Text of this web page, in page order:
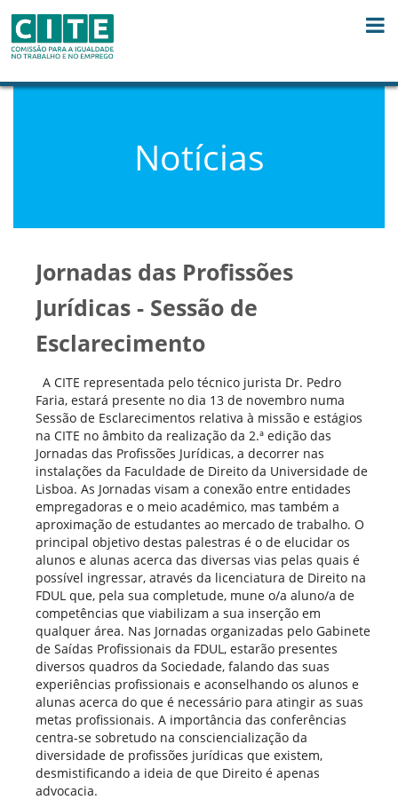
Notícias
Jornadas das Profissões
Jurídicas - Sessão de
Esclarecimento
A CITE representada pelo técnico jurista Dr. Pedro
Faria, estará presente no dia 13 de novembro numa
Sessão de Esclarecimentos relativa à missão e estágios
na CITE no âmbito da realização da 2.ª edição das
Jornadas das Profissões Jurídicas, a decorrer nas
instalações da Faculdade de Direito da Universidade de
Lisboa. As Jornadas visam a conexão entre entidades
empregadoras e o meio académico, mas também a
aproximação de estudantes ao mercado de trabalho. O
principal objetivo destas palestras é o de elucidar os
alunos e alunas acerca das diversas vias pelas quais é
possível ingressar, através da licenciatura de Direito na
FDUL que, pela sua completude, mune o/a aluno/a de
competências que viabilizam a sua inserção em
qualquer área. Nas Jornadas organizadas pelo Gabinete
de Saídas Profissionais da FDUL, estarão presentes
diversos quadros da Sociedade, falando das suas
experiências profissionais e aconselhando os alunos e
alunas acerca do que é necessário para atingir as suas
metas profissionais. A importância das conferências
centra-se sobretudo na consciencialização da
diversidade de profissões jurídicas que existem,
desmistificando a ideia de que Direito é apenas
advocacia.